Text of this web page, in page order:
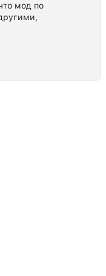
мод по